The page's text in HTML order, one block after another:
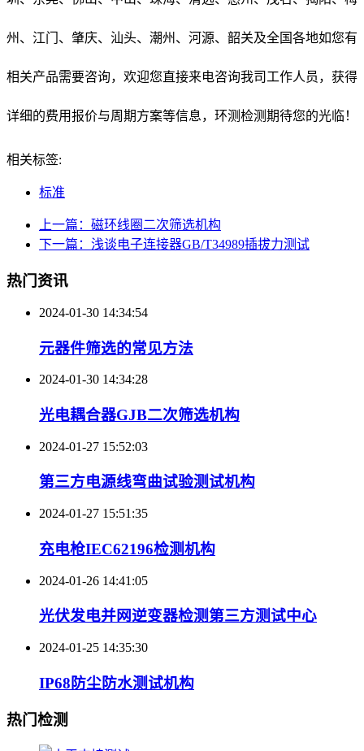
州、江门、肇庆、汕头、潮州、河源、韶关及全国各地如您有
相关产品需要咨询，欢迎您直接来电咨询我司工作人员，获得
详细的费用报价与周期方案等信息，环测检测期待您的光临！
相关标签:
标准
上一篇：磁环线圈二次筛选机构
下一篇：浅谈电子连接器GB/T34989插拔力测试
热门资讯
2024-01-30 14:34:54
元器件筛选的常见方法
2024-01-30 14:34:28
光电耦合器GJB二次筛选机构
2024-01-27 15:52:03
第三方电源线弯曲试验测试机构
2024-01-27 15:51:35
充电枪IEC62196检测机构
2024-01-26 14:41:05
光伏发电并网逆变器检测第三方测试中心
2024-01-25 14:35:30
IP68防尘防水测试机构
热门检测